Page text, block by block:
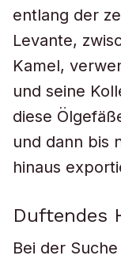
entlang der
Levante,
Kamel,
und seine
diese
und dann bis
hinaus
Duftendes
Bei der